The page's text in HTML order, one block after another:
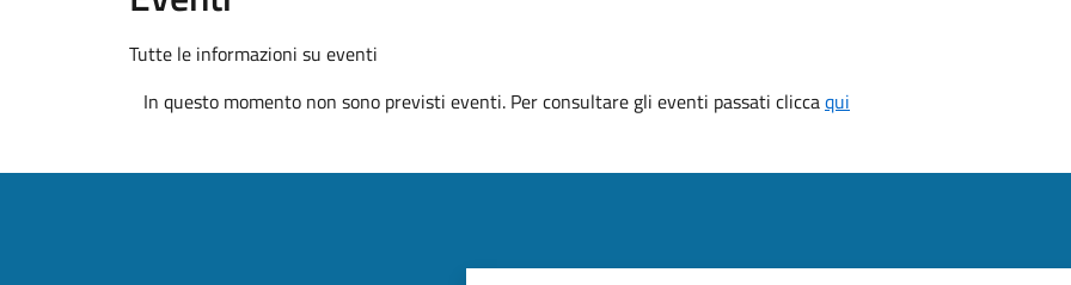
Tutte le informazioni su eventi
In questo momento non sono previsti eventi. Per consultare gli eventi passati cliccaqui